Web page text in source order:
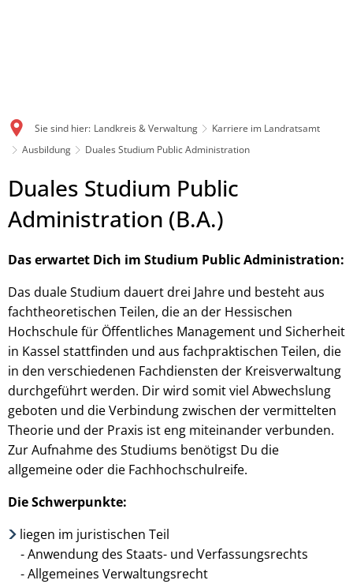
Sie sind hier: Landkreis & Verwaltung
Karriere im Landratsamt
Ausbildung
Duales Studium Public Administration
Duales Studium Public
Administration (B.A.)
Das erwartet Dich im Studium Public Administration:
Das duale Studium dauert drei Jahre und besteht aus
fachtheoretischen Teilen, die an der Hessischen
Hochschule für Öffentliches Management und Sicherheit
in Kassel stattfinden und aus fachpraktischen Teilen, die
in den verschiedenen Fachdiensten der Kreisverwaltung
durchgeführt werden. Dir wird somit viel Abwechslung
geboten und die Verbindung zwischen der vermittelten
Theorie und der Praxis ist eng miteinander verbunden.
Zur Aufnahme des Studiums benötigst Du die
allgemeine oder die Fachhochschulreife.
Die Schwerpunkte:
liegen im juristischen Teil
- Anwendung des Staats- und Verfassungsrechts
- Allgemeines Verwaltungsrecht